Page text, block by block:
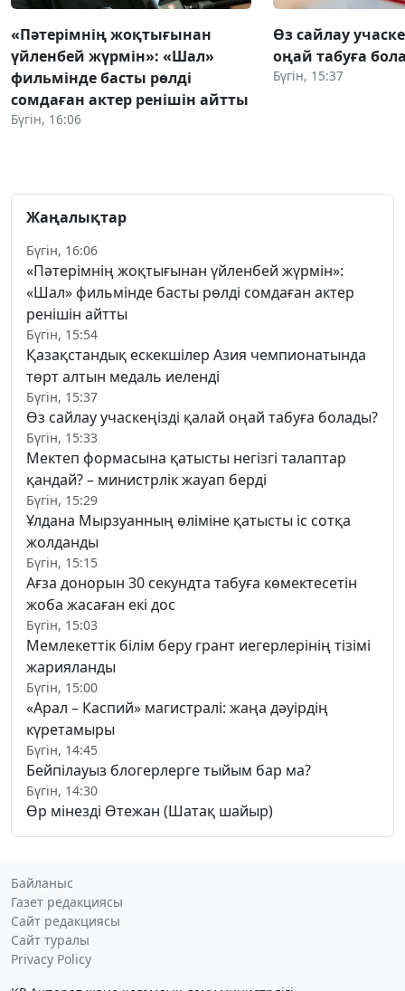
«Пәтерімнің жоқтығынан
үйленбей жүрмін»: «Шал»
фильмінде басты рөлді
сомдаған актер ренішін айтты
Бүгін, 16:06
Өз сайлау
оңай табуға
Бүгін, 15:37
Жаңалықтар
Бүгін, 16:06
«Пәтерімнің жоқтығынан үйленбей жүрмін»:
«Шал» фильмінде басты рөлді сомдаған актер
ренішін айтты
Бүгін, 15:54
Қазақстандық ескекшілер Азия чемпионатында
төрт алтын медаль иеленді
Бүгін, 15:37
Өз сайлау учаскеңізді қалай оңай табуға болады?
Бүгін, 15:33
Мектеп формасына қатысты негізгі талаптар
қандай? – министрлік жауап берді
Бүгін, 15:29
Ұлдана Мырзуанның өліміне қатысты іс сотқа
жолданды
Бүгін, 15:15
Ағза донорын 30 секундта табуға көмектесетін
жоба жасаған екі дос
Бүгін, 15:03
Мемлекеттік білім беру грант иегерлерінің тізімі
жарияланды
Бүгін, 15:00
«Арал – Каспий» магистралі: жаңа дәуірдің
күретамыры
Бүгін, 14:45
Бейпілауыз блогерлерге тыйым бар ма?
Бүгін, 14:30
Өр мінезді Өтежан (Шатақ шайыр)
Байланыс
Газет редакциясы
Сайт редакциясы
Сайт туралы
Privacy Policy